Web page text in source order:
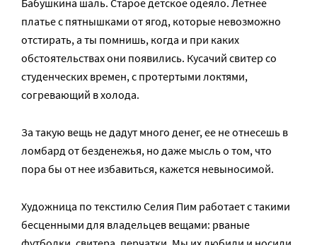
платье с пятнышками от ягод, которые невозможно
отстирать, а ты помнишь, когда и при каких
обстоятельствах они появились. Кусачий свитер со
студенческих времен, с протертыми локтями,
согревающий в холода.
За такую вещь не дадут много денег, ее не отнесешь в
ломбард от безденежья, но даже мысль о том, что
пора бы от нее избавиться, кажется невыносимой.
Художница по текстилю Селия Пим работает с такими
бесценными для владельцев вещами: рваные